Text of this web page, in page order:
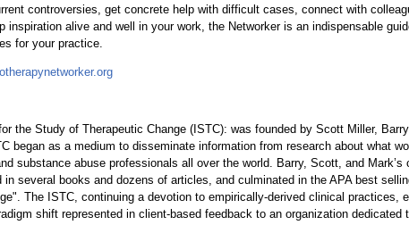
controversies, get concrete help with difficult cases, connect with
inspiration alive and well in your work, the Networker is an indispensable
for your practice.
the Study of Therapeutic Change (ISTC): was founded by Scott Miller,
began as a medium to disseminate information from research about what
substance abuse professionals all over the world. Barry, Scott, and Mark’s
in several books and dozens of articles, and culminated in the APA best
The ISTC, continuing a devotion to empirically-derived clinical practices,
shift represented in client-based feedback to an organization dedicated